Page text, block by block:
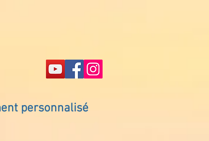
personnalisé